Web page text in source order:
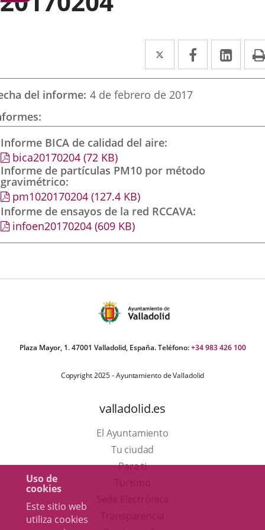
Uso de
cookies
Este sitio web
utiliza cookies
Twitter
Enlace
a
una
externa.
Facebook
Enlace
a
externa.
a
del informe 4 de febrero de 2017
Informe BICA de calidad del aire
bica20170204 (72 KB)
Informe de partículas PM10 por método
gravimétrico
pm1020170204 (127.4 KB)
Informe de ensayos de la red RCCAVA
infoen20170204 (609 KB)
Plaza Mayor, 1. 47001 Valladolid, España. Teléfono:+34 983 426 100
Copyright 2025 - Ayuntamiento de Valladolid
valladolid.es
El Ayuntamiento
Tu ciudad
Para ti